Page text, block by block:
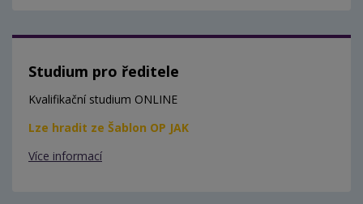
Studium pro ředitele
Kvalifikační studium ONLINE
Lze hradit ze Šablon OP JAK
Více informací